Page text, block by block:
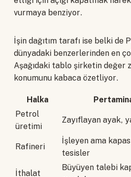
vurmaya benziyor.
İşin dağıtım tarafı ise belki de
dünyadaki benzerlerinden en
Aşağıdaki tablo şirketin değer
konumunu kabaca özetliyor.
Halka
Petrol
üretimi
Zayıflayan ayak,
Rafineri
İşleyen ama
tesisler
İthalat
Büyüyen talebi